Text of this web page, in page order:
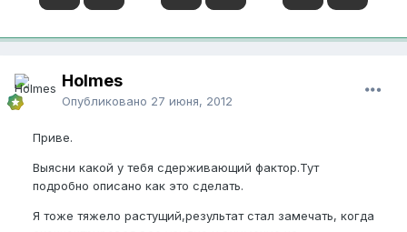
Holmes
Опубликовано 27 июня, 2012
Приве.
Выясни какой у тебя сдерживающий фактор.Тут
подробно описано как это сделать.
Я тоже тяжело растущий,результат стал замечать, когда